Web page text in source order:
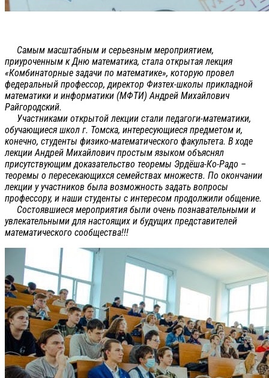
Самым масштабным и серьезным мероприятием,
приуроченным к Дню математика, стала открытая лекция
«Комбинаторные задачи по математике», которую провел
федеральный профессор, директор Физтех-школы прикладной
математики и информатики (МФТИ) Андрей Михайлович
Райгородский.
Участниками открытой лекции стали педагоги-математики,
обучающиеся школ г. Томска, интересующиеся предметом и,
конечно, студенты физико-математического факультета. В ходе
лекции Андрей Михайлович простым языком объяснял
присутствующим доказательство теоремы Эрдёша-Ко-Радо –
теоремы о пересекающихся семействах множеств. По окончании
лекции у участников была возможность задать вопросы
профессору, и наши студенты с интересом продолжили общение.
Состоявшиеся мероприятия были очень познавательными и
увлекательными для настоящих и будущих представителей
математического сообщества!!!